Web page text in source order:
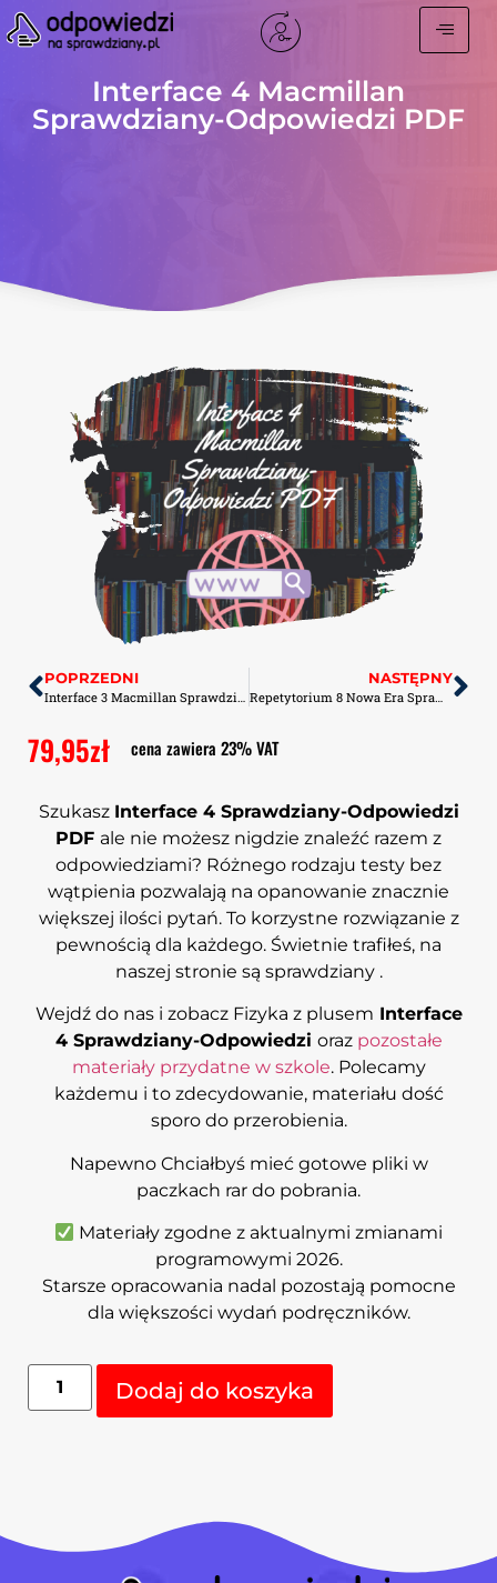
Interface 4 Macmillan
Sprawdziany-Odpowiedzi PDF
POPRZEDNI
Interface 3 Macmillan Sprawdziany-Odpowiedzi PDF
NASTĘPNY
Repetytorium 8 Nowa Era Sprawdziany-Odpowiedzi PDF
79,95zł cena zawiera 23% VAT
Szukasz Interface 4 Sprawdziany-Odpowiedzi
PDF ale nie możesz nigdzie znaleźć razem z
odpowiedziami? Różnego rodzaju testy bez
wątpienia pozwalają na opanowanie znacznie
większej ilości pytań. To korzystne rozwiązanie z
pewnością dla każdego. Świetnie trafiłeś, na
naszej stronie są sprawdziany .
Wejdź do nas i zobacz Fizyka z plusem Interface
4 Sprawdziany-Odpowiedzi oraz pozostałe
materiały przydatne w szkole. Polecamy
każdemu i to zdecydowanie, materiału dość
sporo do przerobienia.
Napewno Chciałbyś mieć gotowe pliki w
paczkach rar do pobrania.
Materiały zgodne z aktualnymi zmianami
programowymi 2026.
Starsze opracowania nadal pozostają pomocne
dla większości wydań podręczników.
Dodaj do koszyka